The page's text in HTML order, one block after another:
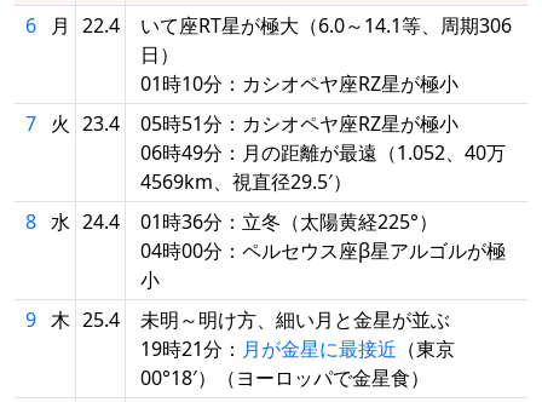
6
月 22.4
いて座RT星が極大（6.0～14.1等、周期306
日）
01時10分：カシオペヤ座RZ星が極小
7
火 23.4
05時51分：カシオペヤ座RZ星が極小
06時49分：月の距離が最遠（1.052、40万
4569km、視直径29.5′）
8 水 24.4
01時36分：立冬（太陽黄経225°）
04時00分：ペルセウス座β星アルゴルが極
小
9 木 25.4
未明～明け方、細い月と金星が並ぶ
19時21分： 月が金星に最接近 （東京
00°18′）（ヨーロッパで金星食）